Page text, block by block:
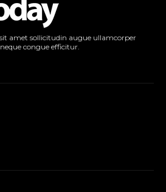
amet sollicitudin augue ullamcorper
congue efficitur.